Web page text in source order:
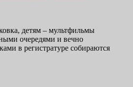
детям – мультфильмы
очередями и вечно
в регистратуре собираются